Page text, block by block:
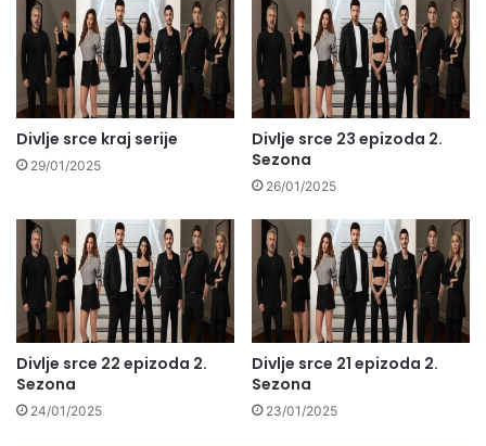
Divlje srce kraj serije
29/01/2025
Divlje srce 23 epizoda 2.
Sezona
26/01/2025
Divlje srce 22 epizoda 2.
Sezona
24/01/2025
Divlje srce 21 epizoda 2.
Sezona
23/01/2025